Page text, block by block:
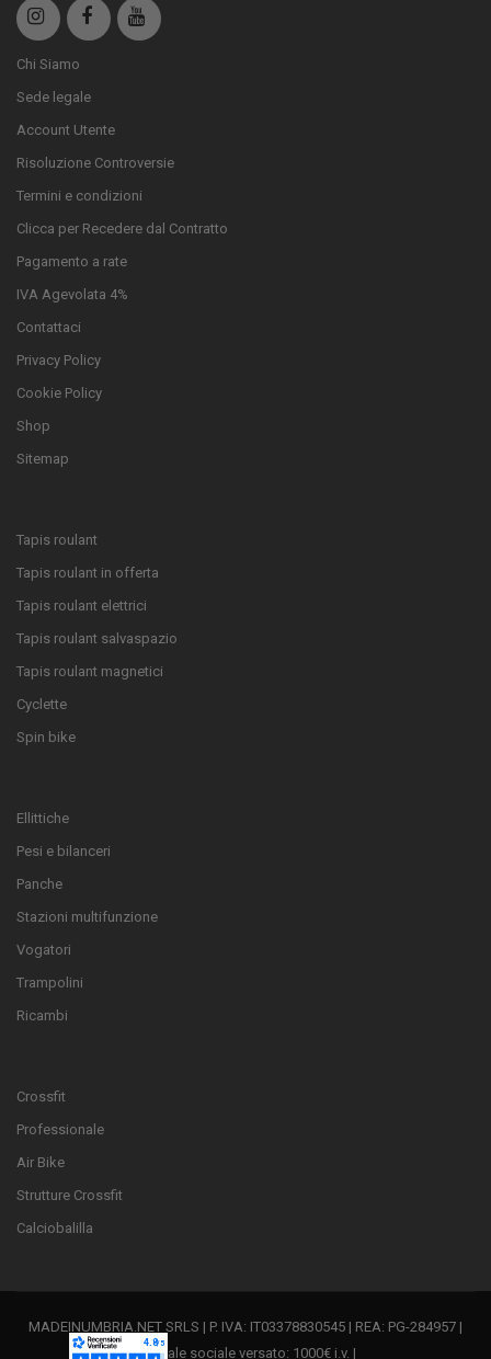
Chi Siamo
Sede legale
Account Utente
Risoluzione Controversie
Termini e condizioni
Clicca per Recedere dal Contratto
Pagamento a rate
IVA Agevolata 4%
Contattaci
Privacy Policy
Cookie Policy
Shop
Sitemap
Tapis roulant
Tapis roulant in offerta
Tapis roulant elettrici
Tapis roulant salvaspazio
Tapis roulant magnetici
Cyclette
Spin bike
Ellittiche
Pesi e bilanceri
Panche
Stazioni multifunzione
Vogatori
Trampolini
Ricambi
Crossfit
Professionale
Air Bike
Strutture Crossfit
Calciobalilla
MADEINUMBRIA.NET SRLS | P. IVA: IT03378830545 | REA: PG-284957 |
Capitale sociale versato: 1000€ i.v. |